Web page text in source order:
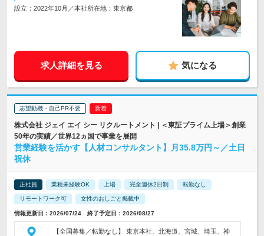
設立：2022年10月／本社所在地：東京都
求人詳細を見る 気になる
志望動機・自己PR不要
株式会社 ジェイ エイ シー リクルートメント | ＜東証プライム上場＞創業
50年の実績／世界12ヵ国で事業を展開
営業経験を活かす【人材コンサルタント】月35.8万円～／土日
祝休
正社員 業種未経験OK 上場 完全週休2日制 転勤なし
リモートワーク可 女性のおしごと掲載中
情報更新日：2026/07/24 終了予定日：2026/08/27
【全国募集／転勤なし】 東京本社、北海道、宮城、埼玉、神